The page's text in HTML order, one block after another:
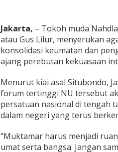
s
N
a
s
i
n
a
d
a
K
e
Jakarta, – Tokoh muda
atau Gus Lilur, menyerukan
konsolidasi keumatan dan
ajang perebutan kekuasaan
Menurut kiai asal Situbondo,
forum tertinggi NU tersebut
persatuan nasional di tengah
dalam negeri yang terus
“Muktamar harus menjadi
umat serta bangsa. Jangan